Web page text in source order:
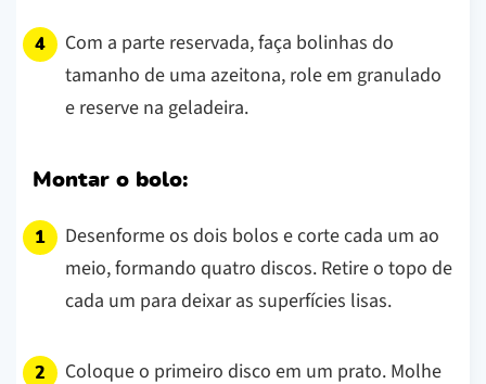
Com a parte reservada, faça bolinhas do
tamanho de uma azeitona, role em granulado
e reserve na geladeira.
Montar o bolo:
Desenforme os dois bolos e corte cada um ao
meio, formando quatro discos. Retire o topo de
cada um para deixar as superfícies lisas.
Coloque o primeiro disco em um prato. Molhe